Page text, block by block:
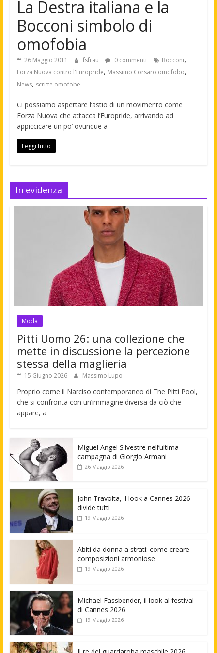
La Destra italiana e la
Bocconi simbolo di
omofobia
26 Maggio 2011 fsfrau 0 commenti Bocconi,
Forza Nuova contro l'Europride, Massimo Corsaro omofobo,
News, scritte omofobe
Ci possiamo aspettare l’astio di un movimento come
Forza Nuova che attacca l’Europride, arrivando ad
appiccicare un po’ ovunque a
Leggi tutto
In evidenza
Moda
Pitti Uomo 26: una collezione che
mette in discussione la percezione
stessa della maglieria
15 Giugno 2026 Massimo Lupo
Proprio come il Narciso contemporaneo di The Pitti Pool,
che si confronta con un’immagine diversa da ciò che
appare, a
Miguel Angel Silvestre nell’ultima
campagna di Giorgio Armani
26 Maggio 2026
John Travolta, il look a Cannes 2026
divide tutti
19 Maggio 2026
Abiti da donna a strati: come creare
composizioni armoniose
19 Maggio 2026
Michael Fassbender, il look al festival
di Cannes 2026
19 Maggio 2026